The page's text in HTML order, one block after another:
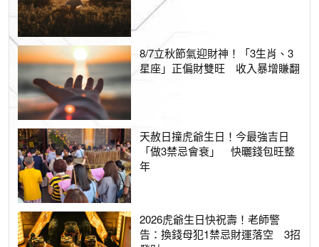
8/7立秋節氣迎財神！「3生肖、3
星座」正偏財雙旺 收入暴增賺翻
天赦日撞虎爺生日！今最強吉日
「做3禁忌會衰」 快曬錢包旺整
年
2026虎爺生日快祝壽！老師警
告：換錢母犯1禁忌財運落空 3招